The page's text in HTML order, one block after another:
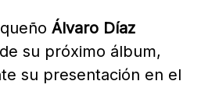
Álvaro Díaz
su próximo álbum,
su presentación en el